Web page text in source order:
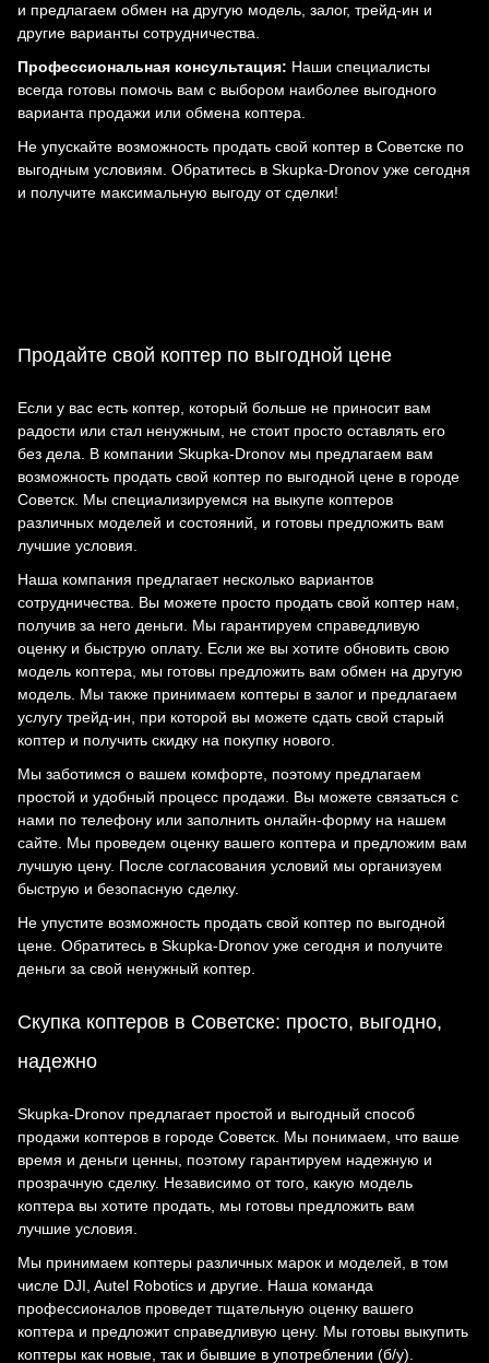
и предлагаем обмен на другую модель, залог, трейд-ин и
другие варианты сотрудничества.
Профессиональная консультация: Наши специалисты
всегда готовы помочь вам с выбором наиболее выгодного
варианта продажи или обмена коптера.
Не упускайте возможность продать свой коптер в Советске по
выгодным условиям. Обратитесь в Skupka-Dronov уже сегодня
и получите максимальную выгоду от сделки!
Продайте свой коптер по выгодной цене
Если у вас есть коптер, который больше не приносит вам
радости или стал ненужным, не стоит просто оставлять его
без дела. В компании Skupka-Dronov мы предлагаем вам
возможность продать свой коптер по выгодной цене в городе
Советск. Мы специализируемся на выкупе коптеров
различных моделей и состояний, и готовы предложить вам
лучшие условия.
Наша компания предлагает несколько вариантов
сотрудничества. Вы можете просто продать свой коптер нам,
получив за него деньги. Мы гарантируем справедливую
оценку и быструю оплату. Если же вы хотите обновить свою
модель коптера, мы готовы предложить вам обмен на другую
модель. Мы также принимаем коптеры в залог и предлагаем
услугу трейд-ин, при которой вы можете сдать свой старый
коптер и получить скидку на покупку нового.
Мы заботимся о вашем комфорте, поэтому предлагаем
простой и удобный процесс продажи. Вы можете связаться с
нами по телефону или заполнить онлайн-форму на нашем
сайте. Мы проведем оценку вашего коптера и предложим вам
лучшую цену. После согласования условий мы организуем
быструю и безопасную сделку.
Не упустите возможность продать свой коптер по выгодной
цене. Обратитесь в Skupka-Dronov уже сегодня и получите
деньги за свой ненужный коптер.
Скупка коптеров в Советске: просто, выгодно,
надежно
Skupka-Dronov предлагает простой и выгодный способ
продажи коптеров в городе Советск. Мы понимаем, что ваше
время и деньги ценны, поэтому гарантируем надежную и
прозрачную сделку. Независимо от того, какую модель
коптера вы хотите продать, мы готовы предложить вам
лучшие условия.
Мы принимаем коптеры различных марок и моделей, в том
числе DJI, Autel Robotics и другие. Наша команда
профессионалов проведет тщательную оценку вашего
коптера и предложит справедливую цену. Мы готовы выкупить
коптеры как новые, так и бывшие в употреблении (б/у).